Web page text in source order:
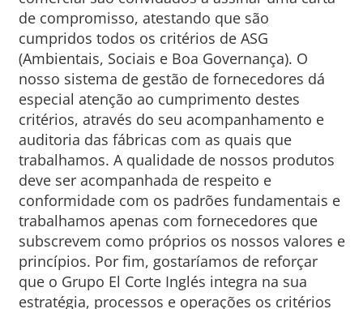
de compromisso, atestando que são
cumpridos todos os critérios de ASG
(Ambientais, Sociais e Boa Governança). O
nosso sistema de gestão de fornecedores dá
especial atenção ao cumprimento destes
critérios, através do seu acompanhamento e
auditoria das fábricas com as quais que
trabalhamos. A qualidade de nossos produtos
deve ser acompanhada de respeito e
conformidade com os padrões fundamentais e
trabalhamos apenas com fornecedores que
subscrevem como próprios os nossos valores e
princípios. Por fim, gostaríamos de reforçar
que o Grupo El Corte Inglés integra na sua
estratégia, processos e operações os critérios